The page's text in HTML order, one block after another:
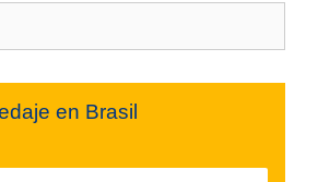
en Brasil